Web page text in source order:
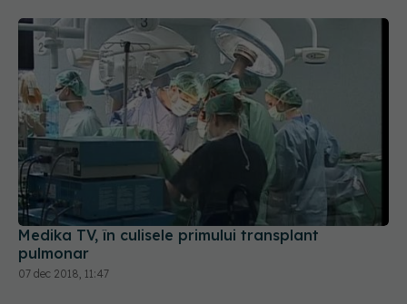
Medika TV, în culisele primului transplant
pulmonar
07 dec 2018, 11:47